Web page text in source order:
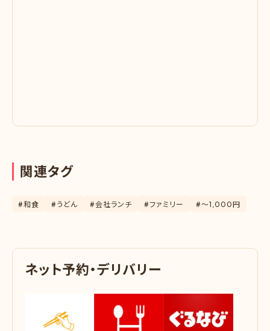
関 連タグ
#和食 #うどん #会社ランチ #ファミリー #〜1,000円
ネッ ト予約・デリバリー